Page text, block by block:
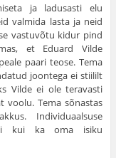
ja ladusasti elu
valmida lasta ja neid
vastuvõtu kidur pind
et Eduard Vilde
paari teose. Tema
joontega ei stiililt
Vilde ei ole teravasti
Tema sõnastas
Individuaalsuse
kui ka oma isiku